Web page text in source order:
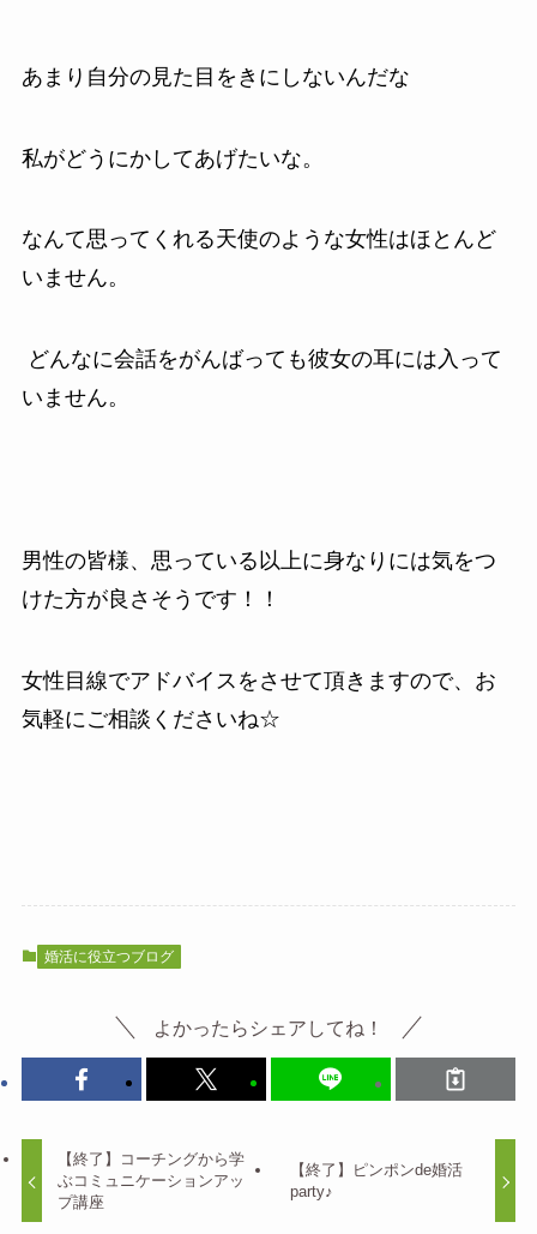
あまり自分の見た目をきにしないんだな
私がどうにかしてあげたいな。
なんて思ってくれる天使のような女性はほとんど
いません。
どんなに会話をがんばっても彼女の耳には入って
いません。
男性の皆様、思っている以上に身なりには気をつ
けた方が良さそうです！！
女性目線でアドバイスをさせて頂きますので、お
気軽にご相談くださいね☆
婚活に役立つブログ
よかったらシェアしてね！
【終了】コーチングから学
ぶコミュニケーションアッ
プ講座
【終了】ピンポンde婚活
party♪